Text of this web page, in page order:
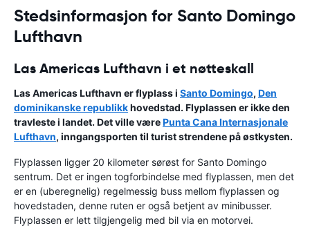
Stedsinformasjon for Santo Domingo
Lufthavn
Las Americas Lufthavn i et nøtteskall
Las Americas Lufthavn er flyplass i Santo Domingo, Den
dominikanske republikkhovedstad. Flyplassen er ikke den
travleste i landet. Det ville værePunta Cana Internasjonale
Lufthavn, inngangsporten til turist strendene på østkysten.
Flyplassen ligger 20 kilometer sørøst for Santo Domingo
sentrum. Det er ingen togforbindelse med flyplassen, men det
er en (uberegnelig) regelmessig buss mellom flyplassen og
hovedstaden, denne ruten er også betjent av minibusser.
Flyplassen er lett tilgjengelig med bil via en motorvei.